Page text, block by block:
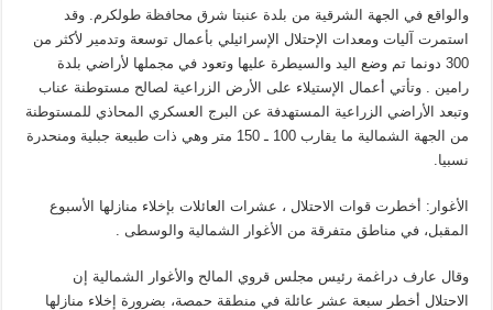
والواقع في الجهة الشرقية من بلدة عنبتا شرق محافظة طولكرم. وقد
استمرت آليات ومعدات الإحتلال الإسرائيلي بأعمال توسعة وتدمير لأكثر من
300 دونما تم وضع اليد والسيطرة عليها وتعود في مجملها لأراضي بلدة
رامين . وتأتي أعمال الإستيلاء على الأرض الزراعية لصالح مستوطنة عناب
وتبعد الأراضي الزراعية المستهدفة عن البرج العسكري المحاذي للمستوطنة
من الجهة الشمالية ما يقارب 100 ـ 150 متر وهي ذات طبيعة جبلية ومنحدرة
نسبيا.
الأغوار: أخطرت قوات الاحتلال ، عشرات العائلات بإخلاء منازلها الأسبوع
المقبل، في مناطق متفرقة من الأغوار الشمالية والوسطى .
وقال عارف دراغمة رئيس مجلس قروي المالح والأغوار الشمالية إن
الاحتلال أخطر سبعة عشر عائلة في منطقة حمصة، بضرورة إخلاء منازلها